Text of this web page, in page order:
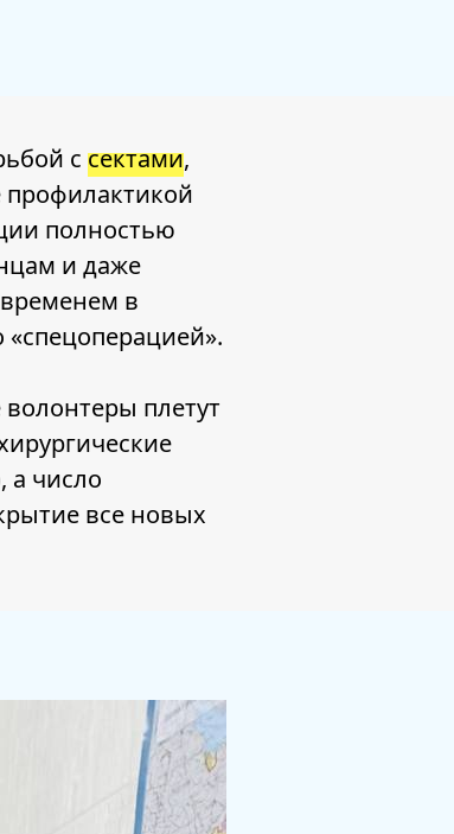
с сектами,
полностью
и даже
в
плетут
а число
все новых